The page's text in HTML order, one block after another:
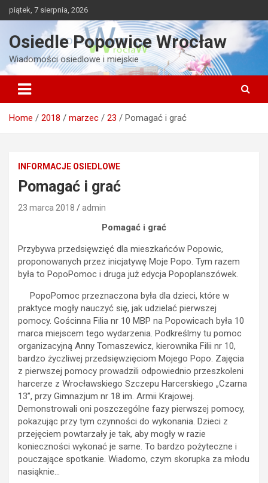
Skip
to
piątek, 7 sierpnia, 2026
Osiedle Popowice Wrocław
Wiadomości osiedlowe i miejskie
Home 2018 marzec 23 Pomagać i grać
INFORMACJE OSIEDLOWE
Pomagać i grać
23 marca 2018 admin
Pomagać i grać
Przybywa przedsięwzięć dla mieszkańców Popowic,
proponowanych przez inicjatywę Moje Popo. Tym razem
była to PopoPomoc i druga już edycja Popoplanszówek.
PopoPomoc przeznaczona była dla dzieci, które w
praktyce mogły nauczyć się, jak udzielać pierwszej
pomocy. Gościnna Filia nr 10 MBP na Popowicach była 10
marca miejscem tego wydarzenia. Podkreślmy tu pomoc
organizacyjną Anny Tomaszewicz, kierownika Filii nr 10,
bardzo życzliwej przedsięwzięciom Mojego Popo. Zajęcia
z pierwszej pomocy prowadzili odpowiednio przeszkoleni
harcerze z Wrocławskiego Szczepu Harcerskiego „Czarna
13”, przy Gimnazjum nr 18 im. Armii Krajowej.
Demonstrowali oni poszczególne fazy pierwszej pomocy,
pokazując przy tym czynności do wykonania. Dzieci z
przejęciem powtarzały je tak, aby mogły w razie
konieczności wykonać je same. To bardzo pożyteczne i
pouczające spotkanie. Wiadomo, czym skorupka za młodu
nasiąknie…